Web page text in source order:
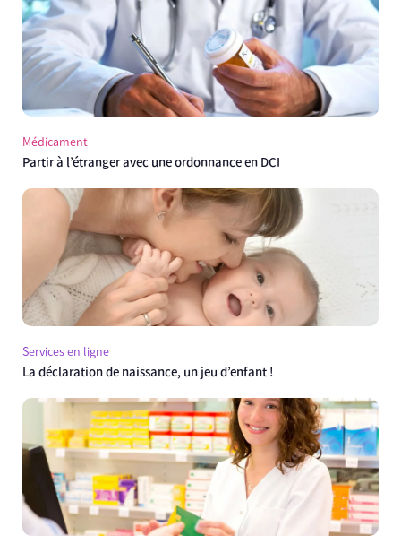
Médicament
Partir à l’étranger avec une ordonnance en DCI
Services en ligne
La déclaration de naissance, un jeu d’enfant !